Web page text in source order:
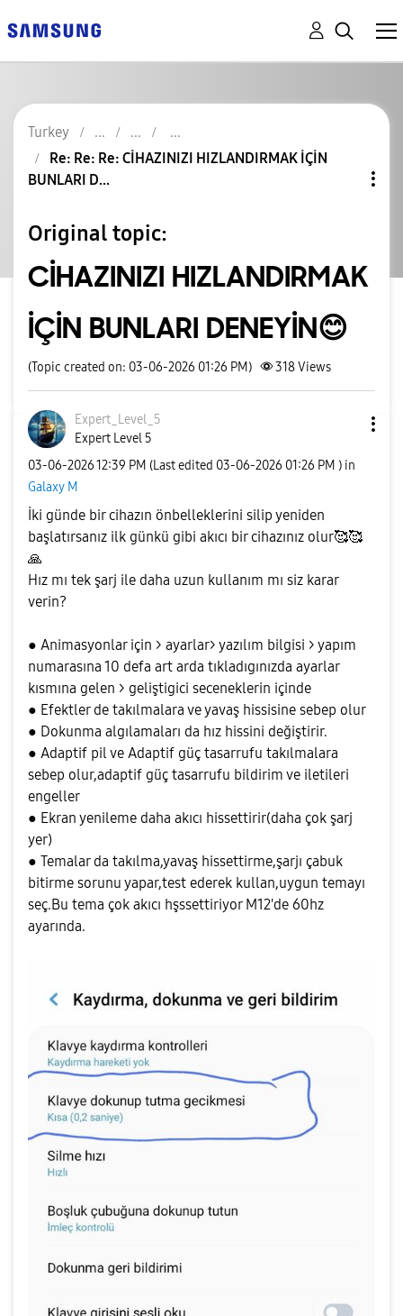
Turkey
Re: Re: Re: CİHAZINIZI HIZLANDIRMAK İÇİN
BUNLARI D...
Original topic:
CİHAZINIZI HIZLANDIRMAK
İÇİN BUNLARI DENEYİN😊
(Topic created on: 03-06-2026 01:26 PM) 318Views
Expert_Level_5
Expert Level 5
‎03-06-202612:39 PM (Last edited ‎03-06-2026 01:26 PM ) in
Galaxy M
İki günde bir cihazın önbelleklerini silip yeniden
başlatırsanız ilk günkü gibi akıcı bir cihazınız olur🥰🥰
🙏
Hız mı tek şarj ile daha uzun kullanım mı siz karar
verin?
● Animasyonlar için > ayarlar> yazılım bilgisi > yapım
numarasına 10 defa art arda tıkladıgınızda ayarlar
kısmına gelen > geliştigici seceneklerin içinde
● Efektler de takılmalara ve yavaş hissisine sebep olur
● Dokunma algılamaları da hız hissini değiştirir.
● Adaptif pil ve Adaptif güç tasarrufu takılmalara
sebep olur,adaptif güç tasarrufu bildirim ve iletileri
engeller
● Ekran yenileme daha akıcı hissettirir(daha çok şarj
yer)
● Temalar da takılma,yavaş hissettirme,şarjı çabuk
bitirme sorunu yapar,test ederek kullan,uygun temayı
seç.Bu tema çok akıcı hşssettiriyor M12'de 60hz
ayarında.